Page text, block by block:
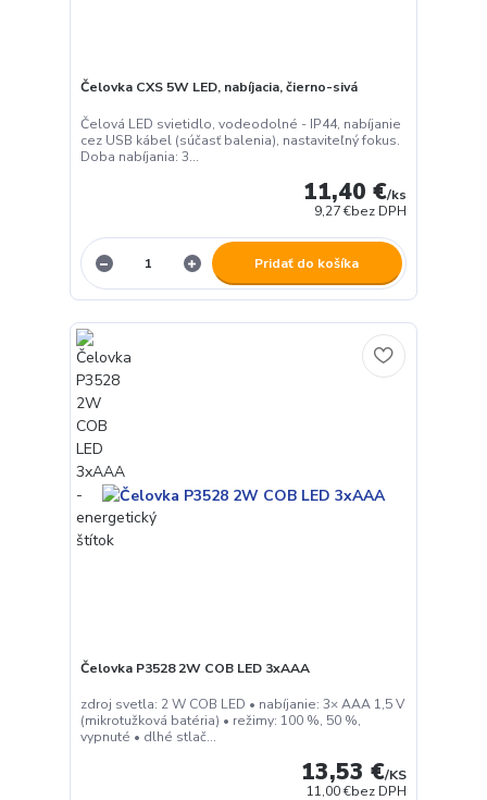
Čelovka CXS 5W LED, nabíjacia, čierno-sivá
Čelová LED svietidlo, vodeodolné - IP44, nabíjanie
cez USB kábel (súčasť balenia), nastaviteľný fokus.
Doba nabíjania: 3...
11,40 €/ks
9,27 €bez DPH
Pridať do košíka
Čelovka P3528 2W COB LED 3xAAA
zdroj svetla: 2 W COB LED • nabíjanie: 3× AAA 1,5 V
(mikrotužková batéria) • režimy: 100 %, 50 %,
vypnuté • dlhé stlač...
13,53 €/KS
11,00 €bez DPH